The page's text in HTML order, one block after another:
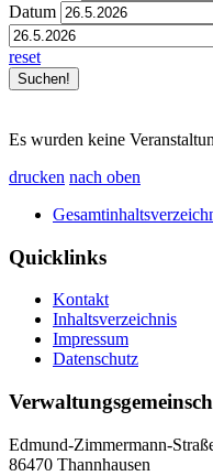
Datum
reset
Es wurden keine
drucken nach oben
Quicklinks
Kontakt
Inhaltsverzeichnis
Impressum
Datenschutz
Edmund-Zimmermann-
86470 Thannhausen